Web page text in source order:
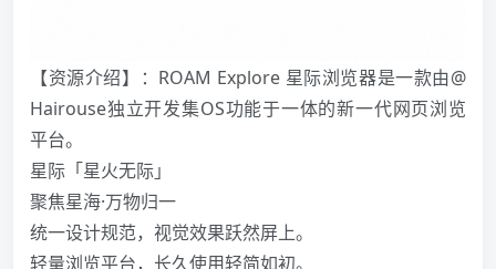
【资源介绍】：ROAM Explore 星际浏览器是一款由@
Hairouse独立开发集OS功能于一体的新一代网页浏览
平台。
星际「星火无际」
聚焦星海·万物归一
统一设计规范，视觉效果跃然屏上。
轻量浏览平台，长久使用轻简如初。